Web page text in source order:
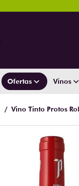
Ofertas Vinos
Vino Tinto Protos